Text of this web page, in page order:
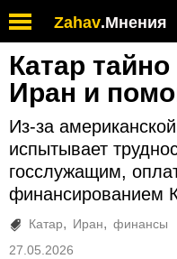
Zahav.Мнения
Катар
Иран и
Из-за
испытывает
госслужащим,
финансированием
Катар Иран
финансы
27.05.2026